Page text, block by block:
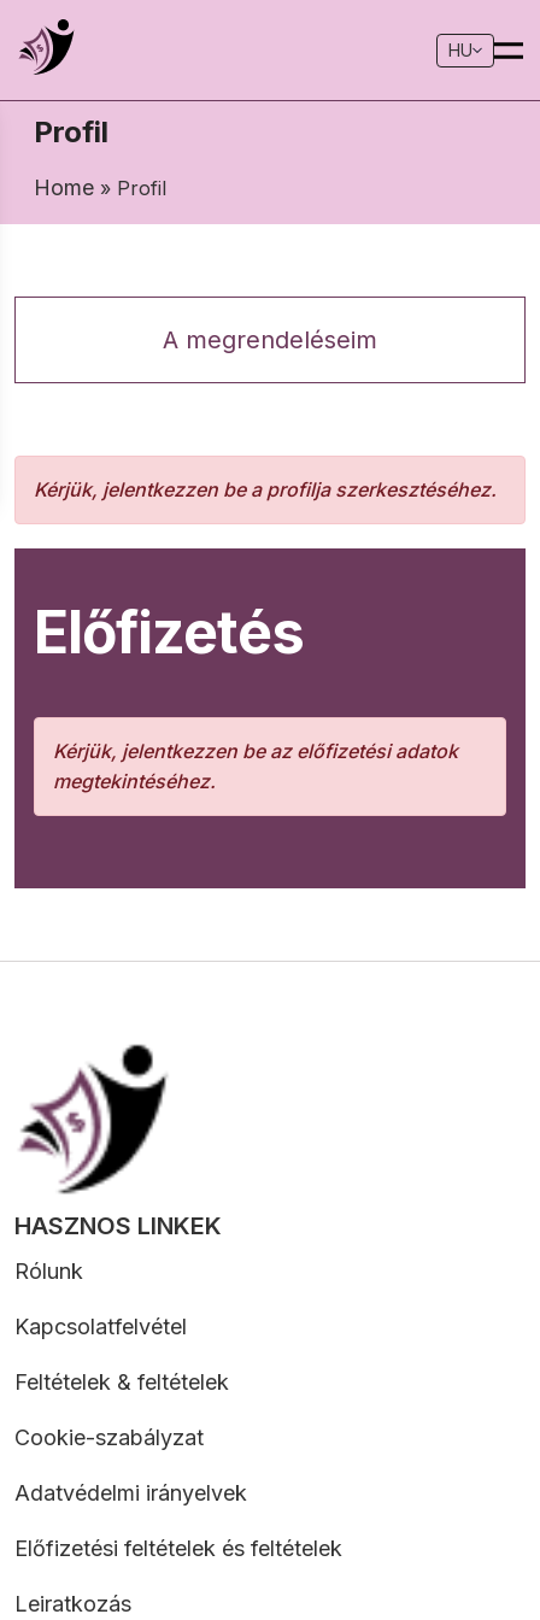
HU
Profil
Home » Profil
A megrendeléseim
Kérjük, jelentkezzen be a profilja szerkesztéséhez.
Előfizetés
Kérjük, jelentkezzen be az előfizetési adatok
megtekintéséhez.
HASZNOS LINKEK
Rólunk
Kapcsolatfelvétel
Feltételek & feltételek
Cookie-szabályzat
Adatvédelmi irányelvek
Előfizetési feltételek és feltételek
Leiratkozás